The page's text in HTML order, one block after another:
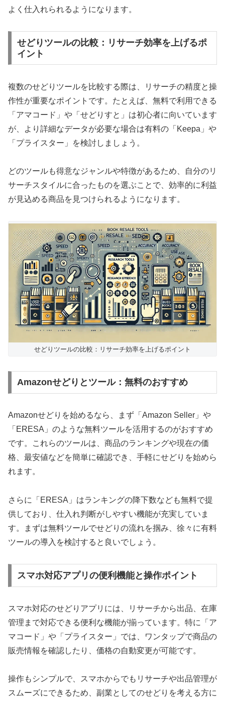
よく仕入れられるようになります。
せどりツールの比較：リサーチ効率を上げるポ
イント
複数のせどりツールを比較する際は、リサーチの精度と操
作性が重要なポイントです。たとえば、無料で利用できる
「アマコード」や「せどりすと」は初心者に向いています
が、より詳細なデータが必要な場合は有料の「Keepa」や
「プライスター」を検討しましょう。
どのツールも得意なジャンルや特徴があるため、自分のリ
サーチスタイルに合ったものを選ぶことで、効率的に利益
が見込める商品を見つけられるようになります。
せどりツールの比較：リサーチ効率を上げるポイント
Amazonせどりとツール：無料のおすすめ
Amazonせどりを始めるなら、まず「Amazon Seller」や
「ERESA」のような無料ツールを活用するのがおすすめ
です。これらのツールは、商品のランキングや現在の価
格、最安値などを簡単に確認でき、手軽にせどりを始めら
れます。
さらに「ERESA」はランキングの降下数なども無料で提
供しており、仕入れ判断がしやすい機能が充実していま
す。まずは無料ツールでせどりの流れを掴み、徐々に有料
ツールの導入を検討すると良いでしょう。
スマホ対応アプリの便利機能と操作ポイント
スマホ対応のせどりアプリには、リサーチから出品、在庫
管理まで対応できる便利な機能が揃っています。特に「ア
マコード」や「プライスター」では、ワンタップで商品の
販売情報を確認したり、価格の自動変更が可能です。
操作もシンプルで、スマホからでもリサーチや出品管理が
スムーズにできるため、副業としてのせどりを考える方に